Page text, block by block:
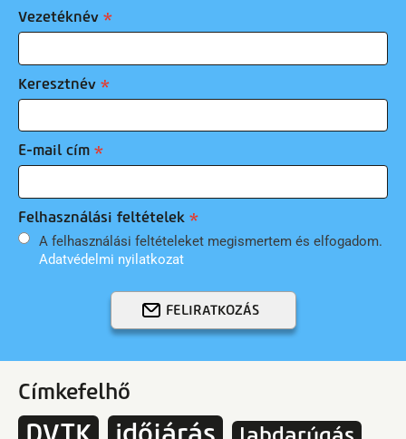
Vezetéknév
Keresztnév
E-mail cím
Felhasználási feltételek
A felhasználási feltételeket megismertem és elfogadom.
Adatvédelmi nyilatkozat
FELIRATKOZÁS
Címkefelhő